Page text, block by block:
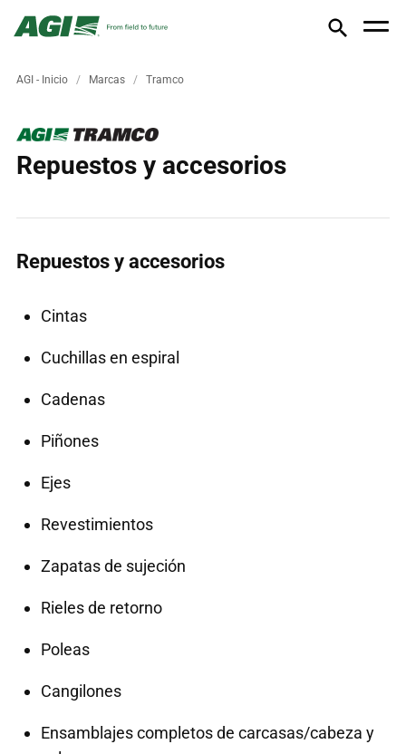
AGI - Inicio Marcas Tramco
Repuestos y accesorios
Repuestos y accesorios
Cintas
Cuchillas en espiral
Cadenas
Piñones
Ejes
Revestimientos
Zapatas de sujeción
Rieles de retorno
Poleas
Cangilones
Ensamblajes completos de carcasas/cabeza y